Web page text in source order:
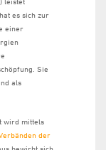
es sich zur
einer
Sie
als
wird mittels
der